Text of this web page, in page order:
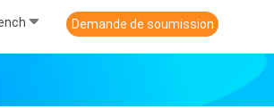
Demande de soumission